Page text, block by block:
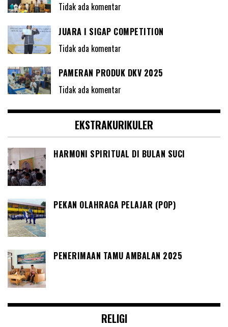
Tidak ada komentar
JUARA I SIGAP COMPETITION
Tidak ada komentar
PAMERAN PRODUK DKV 2025
Tidak ada komentar
EKSTRAKURIKULER
HARMONI SPIRITUAL DI BULAN SUCI
PEKAN OLAHRAGA PELAJAR (POP)
PENERIMAAN TAMU AMBALAN 2025
RELIGI